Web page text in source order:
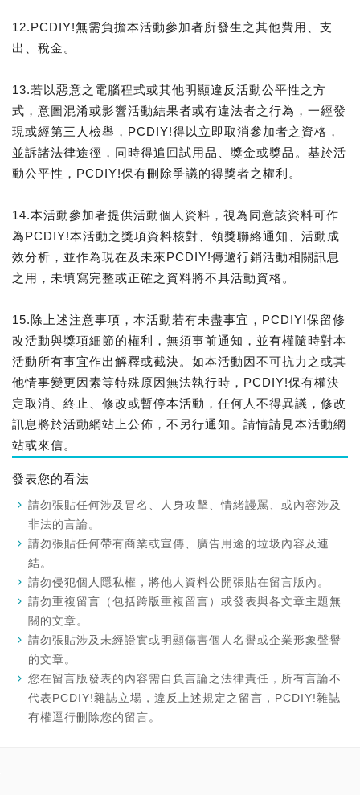
12.PCDIY!無需負擔本活動參加者所發生之其他費用、支
出、稅金。
13.若以惡意之電腦程式或其他明顯違反活動公平性之方
式，意圖混淆或影響活動結果者或有違法者之行為，一經發
現或經第三人檢舉，PCDIY!得以立即取消參加者之資格，
並訴諸法律途徑，同時得追回試用品、獎金或獎品。基於活
動公平性，PCDIY!保有刪除爭議的得獎者之權利。
14.本活動參加者提供活動個人資料，視為同意該資料可作
為PCDIY!本活動之獎項資料核對、領獎聯絡通知、活動成
效分析，並作為現在及未來PCDIY!傳遞行銷活動相關訊息
之用，未填寫完整或正確之資料將不具活動資格。
15.除上述注意事項，本活動若有未盡事宜，PCDIY!保留修
改活動與獎項細節的權利，無須事前通知，並有權隨時對本
活動所有事宜作出解釋或截決。如本活動因不可抗力之或其
他情事變更因素等特殊原因無法執行時，PCDIY!保有權決
定取消、終止、修改或暫停本活動，任何人不得異議，修改
訊息將於活動網站上公佈，不另行通知。請情請見本活動網
站或來信。
發表您的看法
請勿張貼任何涉及冒名、人身攻擊、情緒謾罵、或內容涉及
非法的言論。
請勿張貼任何帶有商業或宣傳、廣告用途的垃圾內容及連
結。
請勿侵犯個人隱私權，將他人資料公開張貼在留言版內。
請勿重複留言（包括跨版重複留言）或發表與各文章主題無
關的文章。
請勿張貼涉及未經證實或明顯傷害個人名譽或企業形象聲譽
的文章。
您在留言版發表的內容需自負言論之法律責任，所有言論不
代表PCDIY!雜誌立場，違反上述規定之留言，PCDIY!雜誌
有權逕行刪除您的留言。